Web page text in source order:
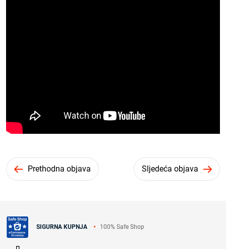
Prethodna objava Sljedeća objava
SIGURNA KUPNJA 100% Safe Shop